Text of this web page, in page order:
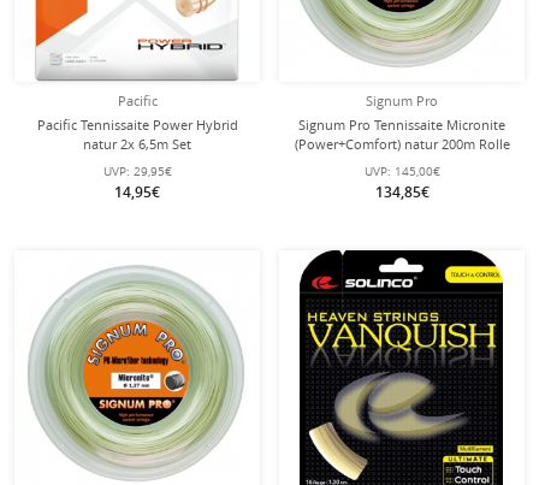
Pacific
Pacific Tennissaite Power Hybrid
natur 2x 6,5m Set
UVP: 29,95€
14,95€
Signum Pro
Signum Pro Tennissaite Micronite
(Power+Comfort) natur 200m Rolle
UVP: 145,00€
134,85€